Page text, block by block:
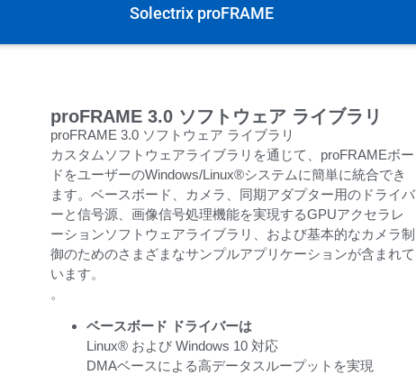
Solectrix proFRAME
proFRAME 3.0 ソフトウェア ライブラリ
proFRAME 3.0 ソフトウェア ライブラリ
カスタムソフトウェアライブラリを通じて、proFRAMEボー
ドをユーザーのWindows/Linux®システムに簡単に統合でき
ます。ベースボード、カメラ、同期アダプター用のドライバ
ーと信号源、画像信号処理機能を実現するGPUアクセラレ
ーションソフトウェアライブラリ、および基本的なカメラ制
御のためのさまざまなサンプルアプリケーションが含まれて
います。
。
ベースボード ドライバーは
Linux® および Windows 10 対応
DMAベースによる高データスループットを実現